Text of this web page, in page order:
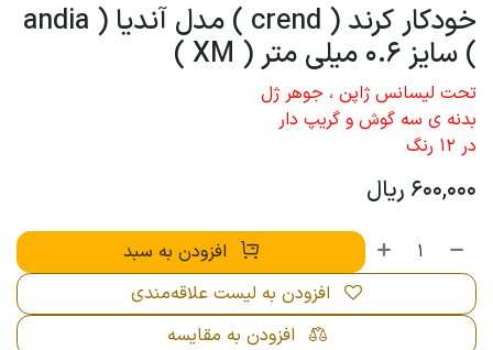
خودکار کرند ( crend ) مدل آندیا ( andia
) سایز 0.6 میلی متر ( XM )
تحت لیسانس ژاپن ، جوهر ژل
بدنه ی سه گوش و گریپ دار
در 12 رنگ
600,000 ریال
افزودن به سبد
افزودن به مقایسه
افزودن به لیست علاقه‌مندی